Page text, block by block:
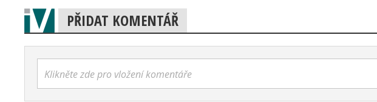
PŘIDAT KOMENTÁŘ
Klikněte zde pro vložení komentáře